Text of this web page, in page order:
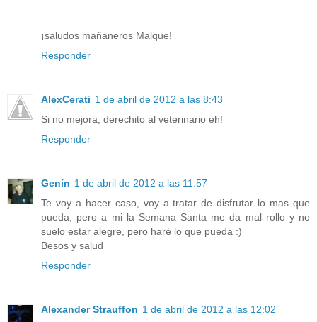
¡saludos mañaneros Malque!
Responder
AlexCerati 1 de abril de 2012 a las 8:43
Si no mejora, derechito al veterinario eh!
Responder
Genín 1 de abril de 2012 a las 11:57
Te voy a hacer caso, voy a tratar de disfrutar lo mas que
pueda, pero a mi la Semana Santa me da mal rollo y no
suelo estar alegre, pero haré lo que pueda :)
Besos y salud
Responder
Alexander Strauffon 1 de abril de 2012 a las 12:02